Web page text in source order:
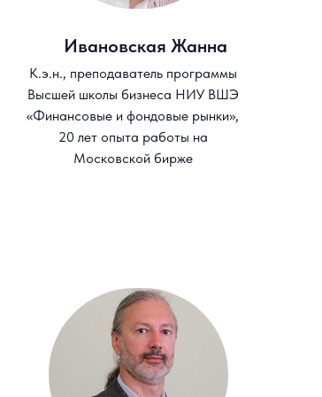
Ивановская Жанна
К.э.н., преподаватель программы
Высшей школы бизнеса НИУ ВШЭ
«Финансовые и фондовые рынки»,
20 лет опыта работы на
Московской бирже